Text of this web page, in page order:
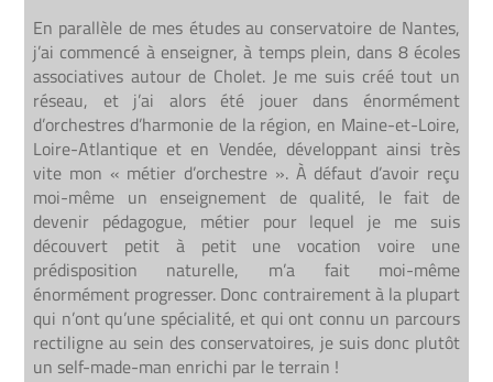
En parallèle de mes études au conservatoire de Nantes,
j’ai commencé à enseigner, à temps plein, dans 8 écoles
associatives autour de Cholet. Je me suis créé tout un
réseau, et j’ai alors été jouer dans énormément
d’orchestres d’harmonie de la région, en Maine-et-Loire,
Loire-Atlantique et en Vendée, développant ainsi très
vite mon « métier d’orchestre ». À défaut d’avoir reçu
moi-même un enseignement de qualité, le fait de
devenir pédagogue, métier pour lequel je me suis
découvert petit à petit une vocation voire une
prédisposition naturelle, m’a fait moi-même
énormément progresser. Donc contrairement à la plupart
qui n’ont qu’une spécialité, et qui ont connu un parcours
rectiligne au sein des conservatoires, je suis donc plutôt
un self-made-man enrichi par le terrain !